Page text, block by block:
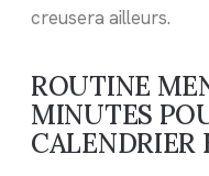
creusera ailleurs.
ROUTINE
MINUTES
CALENDRIER